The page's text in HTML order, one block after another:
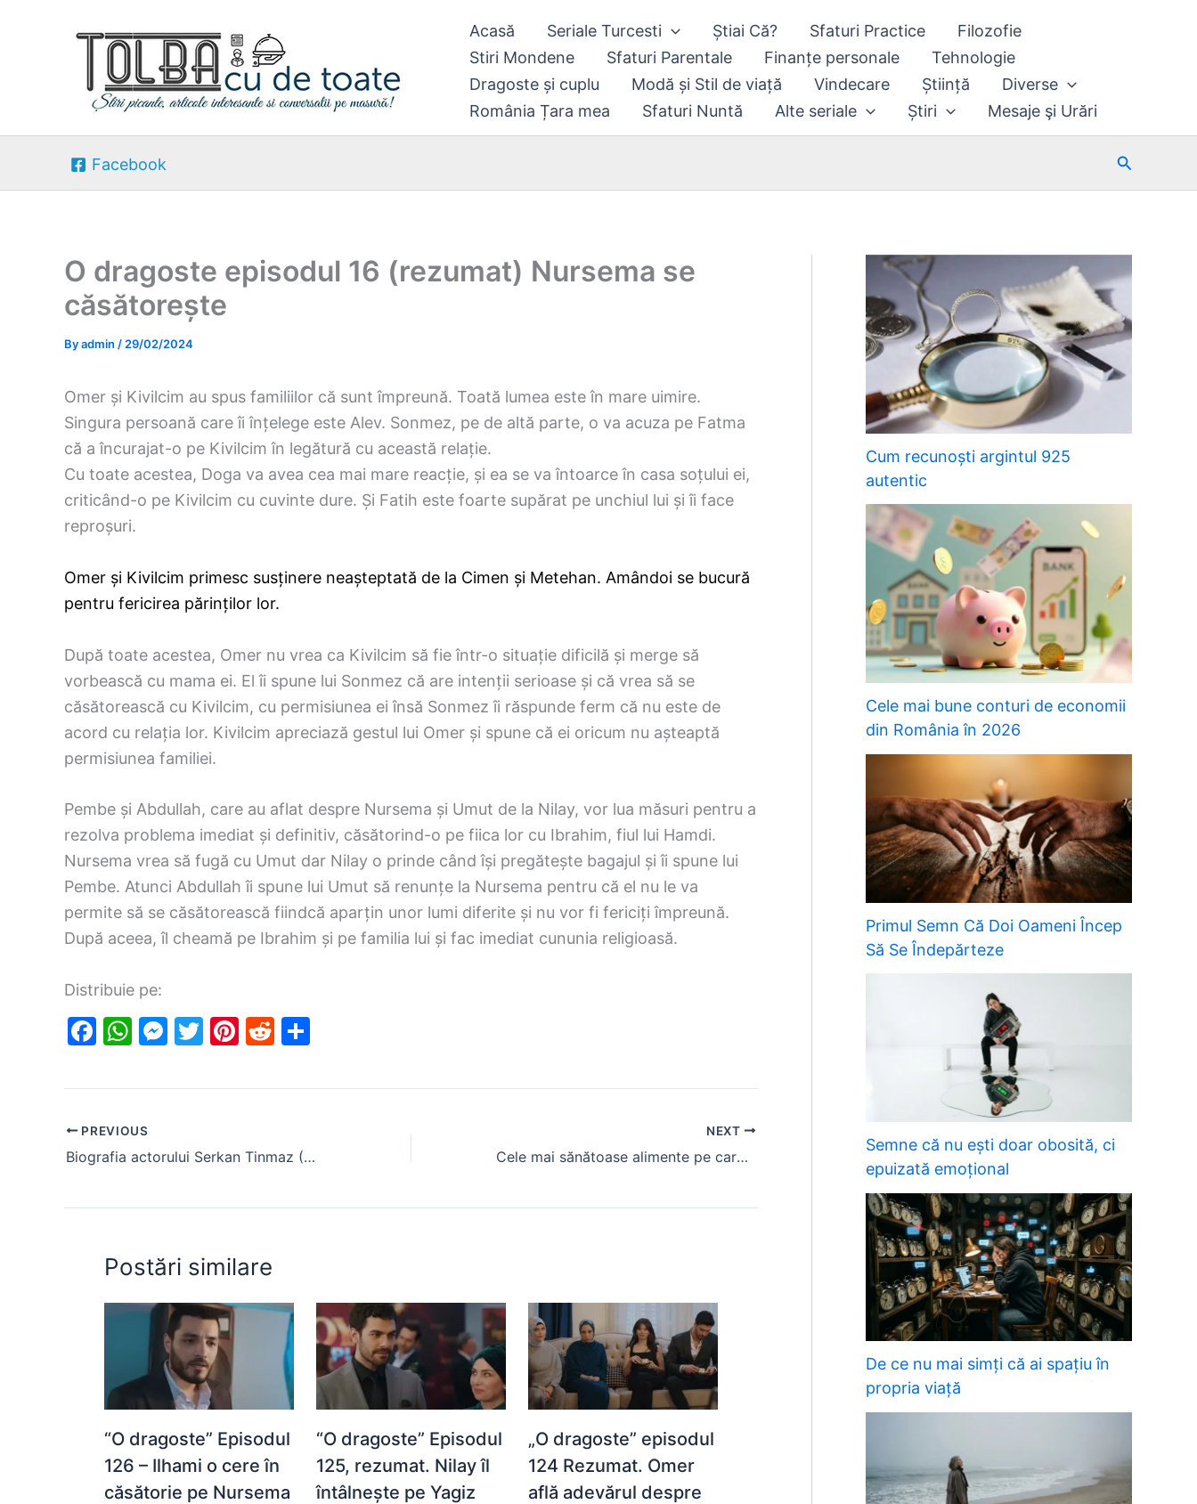
Acasă Seriale Turcesti Știai Că? Sfaturi Practice
Filozofie
Stiri Mondene
Sfaturi Parentale Finanțe personale
Tehnologie
Dragoste și cuplu
Modă și Stil de viață Vindecare Știință
Diverse
România Țara mea
Sfaturi Nuntă Alte seriale Știri Mesaje şi Urări
Facebook Search
O dragoste episodul 16 (rezumat) Nursema se
căsătorește
Byadmin / 29/02/2024
Omer și Kivilcim au spus familiilor că sunt împreună. Toată lumea este în mare uimire.
Singura persoană care îi înțelege este Alev. Sonmez, pe de altă parte, o va acuza pe Fatma
că a încurajat-o pe Kivilcim în legătură cu această relație.
Cu toate acestea, Doga va avea cea mai mare reacție, și ea se va întoarce în casa soțului ei,
criticând-o pe Kivilcim cu cuvinte dure. Și Fatih este foarte supărat pe unchiul lui și îi face
reproșuri.
Omer și Kivilcim primesc susținere neașteptată de la Cimen și Metehan. Amândoi se bucură
pentru fericirea părinților lor.
După toate acestea, Omer nu vrea ca Kivilcim să fie într-o situație dificilă și merge să
vorbească cu mama ei. El îi spune lui Sonmez că are intenții serioase și că vrea să se
căsătorească cu Kivilcim, cu permisiunea ei însă Sonmez îi răspunde ferm că nu este de
acord cu relația lor. Kivilcim apreciază gestul lui Omer și spune că ei oricum nu așteaptă
permisiunea familiei.
Pembe și Abdullah, care au aflat despre Nursema și Umut de la Nilay, vor lua măsuri pentru a
rezolva problema imediat și definitiv, căsătorind-o pe fiica lor cu Ibrahim, fiul lui Hamdi.
Nursema vrea să fugă cu Umut dar Nilay o prinde când își pregătește bagajul și îi spune lui
Pembe. Atunci Abdullah îi spune lui Umut să renunțe la Nursema pentru că el nu le va
permite să se căsătorească fiindcă aparțin unor lumi diferite și nu vor fi fericiți împreună.
După aceea, îl cheamă pe Ibrahim și pe familia lui și fac imediat cununia religioasă.
Distribuie pe:
F
c
b
o
o
W
at
A
p
p
M
s
e
n
g
T
itt
Pi
er
st
R
d
t
ar
PREVIOUS
Biografia actorului Serkan Tinmaz (Umut din serialul “O dragoste”)
NEXT
Cele mai sănătoase alimente pe care poți să le mănânci în fiecare fază a ciclului tău lunar
Postări similare
“O dragoste” Episodul
126 – Ilhami o cere în
căsătorie pe Nursema
“O dragoste” Episodul
125, rezumat. Nilay îl
întâlnește pe Yagiz
„O dragoste” episodul
124 Rezumat. Omer
află adevărul despre
Cum recunoști argintul 925
autentic
Cele mai bune conturi de economii
din România în 2026
Primul Semn Că Doi Oameni Încep
Să Se Îndepărteze
Semne că nu ești doar obosită, ci
epuizată emoțional
De ce nu mai simți că ai spațiu în
propria viață